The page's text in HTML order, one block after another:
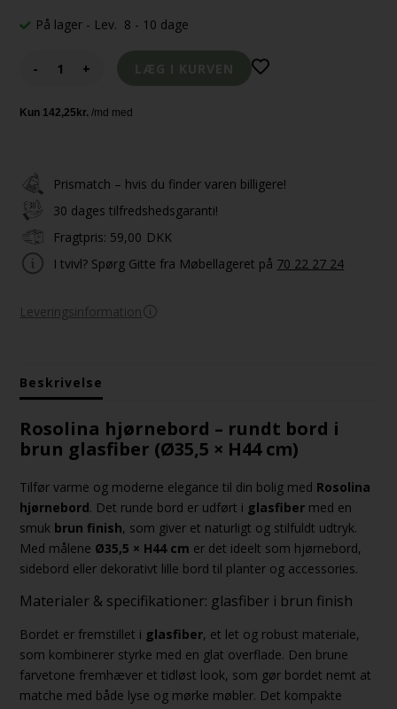
På lager - Lev. 8 - 10 dage
- +
Prismatch – hvis du finder varen billigere!
30 dages tilfredshedsgaranti!
Fragtpris: 59,00 DKK
I tvivl? Spørg Gitte fra Møbellageret på 70 22 27 24
Leveringsinformation
Beskrivelse
Rosolina hjørnebord – rundt bord i
brun glasfiber (Ø35,5 × H44 cm)
Tilfør varme og moderne elegance til din bolig med Rosolina
hjørnebord. Det runde bord er udført i glasfiber med en
smuk brun finish, som giver et naturligt og stilfuldt udtryk.
Med målene Ø35,5 × H44 cm er det ideelt som hjørnebord,
sidebord eller dekorativt lille bord til planter og accessories.
Materialer & specifikationer: glasfiber i brun finish
Bordet er fremstillet i glasfiber, et let og robust materiale,
som kombinerer styrke med en glat overflade. Den brune
farvetone fremhæver et tidløst look, som gør bordet nemt at
matche med både lyse og mørke møbler. Det kompakte